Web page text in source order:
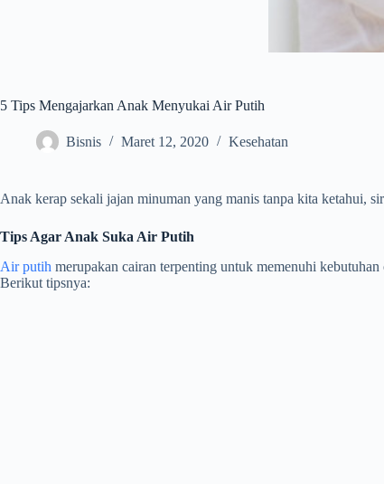
5 Tips Mengajarkan Anak Menyukai Air Putih
Bisnis Maret 12, 2020 Kesehatan
Anak kerap sekali jajan minuman yang manis tanpa kita ketahui,
Tips Agar Anak Suka Air Putih
Air putih merupakan cairan terpenting untuk memenuhi
Berikut tipsnya: